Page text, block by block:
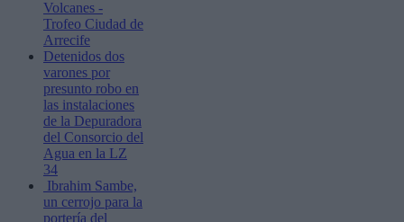
Volcanes -
Trofeo Ciudad de
Arrecife
Detenidos dos
varones por
presunto robo en
las instalaciones
de la Depuradora
del Consorcio del
Agua en la LZ
34
Ibrahim Sambe,
un cerrojo para la
portería del